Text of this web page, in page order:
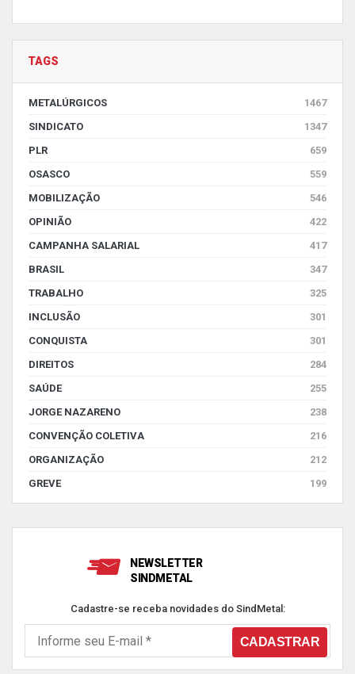
TAGS
METALÚRGICOS
1467
SINDICATO
1347
PLR
659
OSASCO
559
MOBILIZAÇÃO
546
OPINIÃO
422
CAMPANHA SALARIAL
417
BRASIL
347
TRABALHO
325
INCLUSÃO
301
CONQUISTA
301
DIREITOS
284
SAÚDE
255
JORGE NAZARENO
238
CONVENÇÃO COLETIVA
216
ORGANIZAÇÃO
212
GREVE
199
NEWSLETTER
SINDMETAL
Cadastre-se receba novidades do SindMetal: